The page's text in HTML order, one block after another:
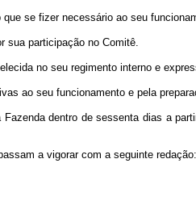
se fizer necessário ao seu
sua participação no Comitê.
no seu regimento interno e
ao seu funcionamento e pela
dentro de sessenta dias a
a vigorar com a seguinte redação: